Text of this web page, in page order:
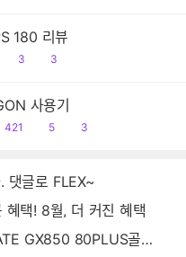
180 리뷰
공
3
댓
3
사용기
읽
421
공
5
댓
3
댓글로 FLEX~
택! 8월, 더 커진 혜택
골드 풀모듈러 ATX3.0 블랙